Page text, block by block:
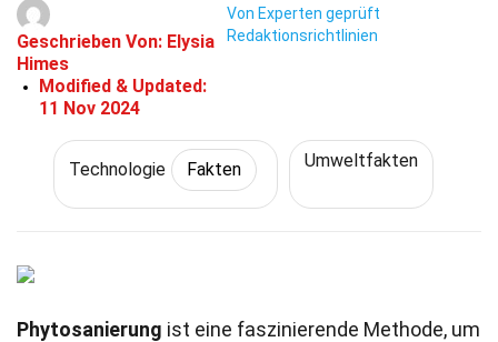
Geschrieben Von: Elysia
Himes
Modified & Updated:
11 Nov 2024
Von Experten geprüft
Redaktionsrichtlinien
Technologie Fakten Umweltfakten
Phytosanierung ist eine faszinierende Methode, um